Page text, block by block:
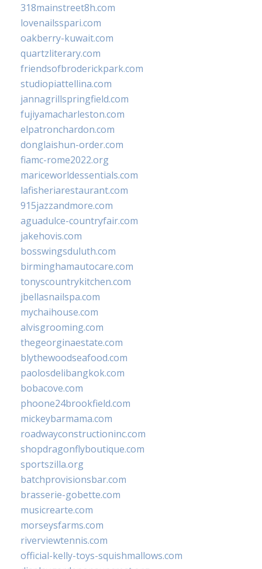
318mainstreet8h.com
lovenailsspari.com
oakberry-kuwait.com
quartzliterary.com
friendsofbroderickpark.com
studiopiattellina.com
jannagrillspringfield.com
fujiyamacharleston.com
elpatronchardon.com
donglaishun-order.com
fiamc-rome2022.org
mariceworldessentials.com
lafisheriarestaurant.com
915jazzandmore.com
aguadulce-countryfair.com
jakehovis.com
bosswingsduluth.com
birminghamautocare.com
tonyscountrykitchen.com
jbellasnailspa.com
mychaihouse.com
alvisgrooming.com
thegeorginaestate.com
blythewoodseafood.com
paolosdelibangkok.com
bobacove.com
phoone24brookfield.com
mickeybarmama.com
roadwayconstructioninc.com
shopdragonflyboutique.com
sportszilla.org
batchprovisionsbar.com
brasserie-gobette.com
musicrearte.com
morseysfarms.com
riverviewtennis.com
official-kelly-toys-squishmallows.com